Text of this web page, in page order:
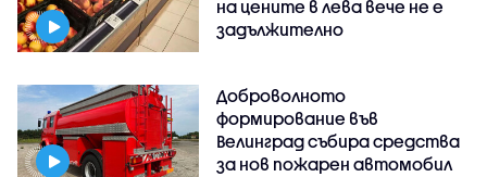
на цените в лева вече не е
задължително
Доброволното
формирование във
Велинград събира средства
за нов пожарен автомобил